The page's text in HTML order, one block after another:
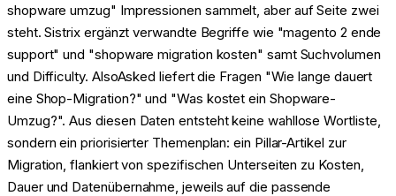
shopware umzug" Impressionen sammelt, aber auf Seite zwei
steht. Sistrix ergänzt verwandte Begriffe wie "magento 2 ende
support" und "shopware migration kosten" samt Suchvolumen
und Difficulty. AlsoAsked liefert die Fragen "Wie lange dauert
eine Shop-Migration?" und "Was kostet ein Shopware-
Umzug?". Aus diesen Daten entsteht keine wahllose Wortliste,
sondern ein priorisierter Themenplan: ein Pillar-Artikel zur
Migration, flankiert von spezifischen Unterseiten zu Kosten,
Dauer und Datenübernahme, jeweils auf die passende